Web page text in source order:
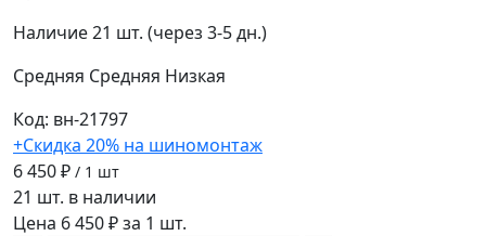
Наличие21 шт. (через 3-5 дн.)
Средняя Средняя Низкая
Код: вн-21797
+Скидка 20% на шиномонтаж
6 450 ₽ / 1 шт
21 шт. в наличии
Цена 6 450 ₽ за 1 шт.